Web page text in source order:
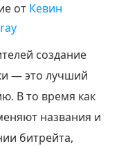
от Кевин
создание
— это лучший
В то время как
названия и
битрейта,